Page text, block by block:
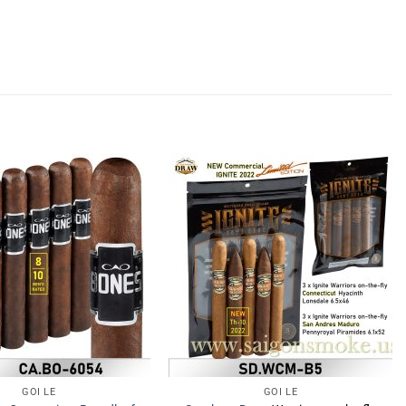
GÓI LẺ GÓI LẺ